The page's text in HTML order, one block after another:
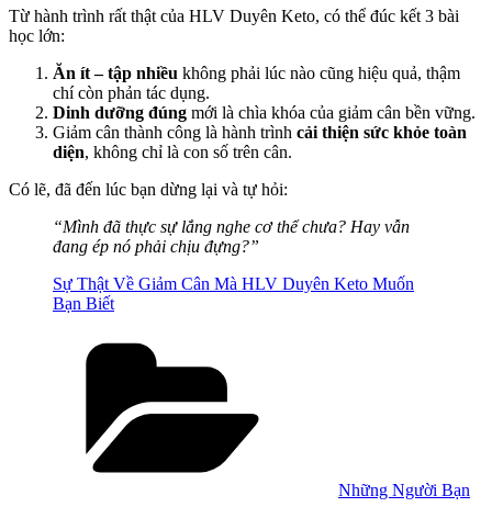
Từ hành trình rất thật của HLV Duyên Keto, có thể đúc kết 3 bài
học lớn:
Ăn ít – tập nhiều không phải lúc nào cũng hiệu quả, thậm
chí còn phản tác dụng.
Dinh dưỡng đúng mới là chìa khóa của giảm cân bền vững.
Giảm cân thành công là hành trình cải thiện sức khỏe toàn
diện, không chỉ là con số trên cân.
Có lẽ, đã đến lúc bạn dừng lại và tự hỏi:
“Mình đã thực sự lắng nghe cơ thể chưa? Hay vẫn
đang ép nó phải chịu đựng?”
Sự Thật Về Giảm Cân Mà HLV Duyên Keto Muốn
Bạn Biết
Những Người Bạn